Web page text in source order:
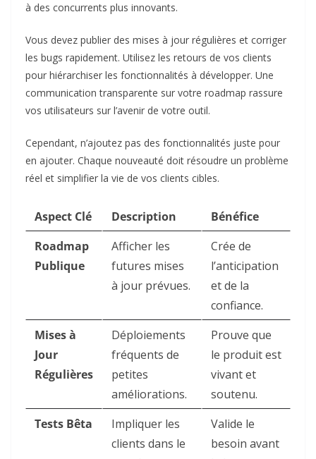
à des concurrents plus innovants.
Vous devez publier des mises à jour régulières et corriger
les bugs rapidement. Utilisez les retours de vos clients
pour hiérarchiser les fonctionnalités à développer. Une
communication transparente sur votre roadmap rassure
vos utilisateurs sur l’avenir de votre outil.
Cependant, n’ajoutez pas des fonctionnalités juste pour
en ajouter. Chaque nouveauté doit résoudre un problème
réel et simplifier la vie de vos clients cibles.
Aspect Clé Description
Bénéfice
Roadmap
Publique
Afficher les
futures mises
à jour prévues.
Crée de
l’anticipation
et de la
confiance.
Mises à
Jour
Régulières
Déploiements
fréquents de
petites
améliorations.
Prouve que
le produit est
vivant et
soutenu.
Tests Bêta
Impliquer les
clients dans le
Valide le
besoin avant